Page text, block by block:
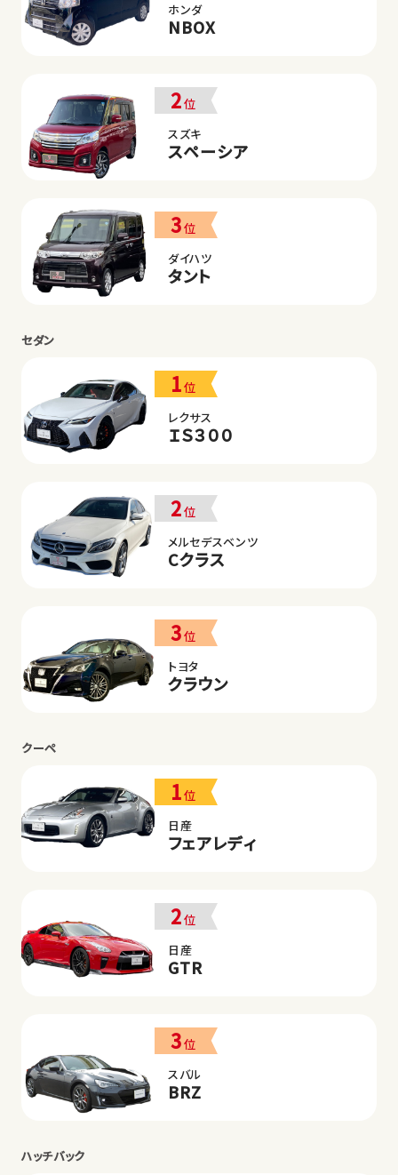
ホンダ
NBOX
2位
スズキ
スペーシア
3位
ダイハツ
タント
セダン
1位
レクサス
ＩＳ３００
2位
メルセデスベンツ
Cクラス
3位
トヨタ
クラウン
クーペ
1位
日産
フェアレディ
2位
日産
GTR
3位
スバル
BRZ
ハッチバック